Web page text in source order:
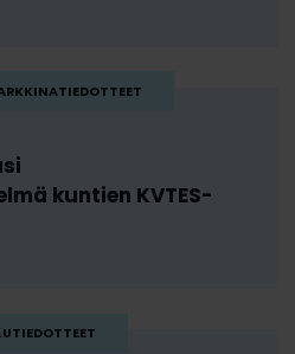
kuntien KVTES-